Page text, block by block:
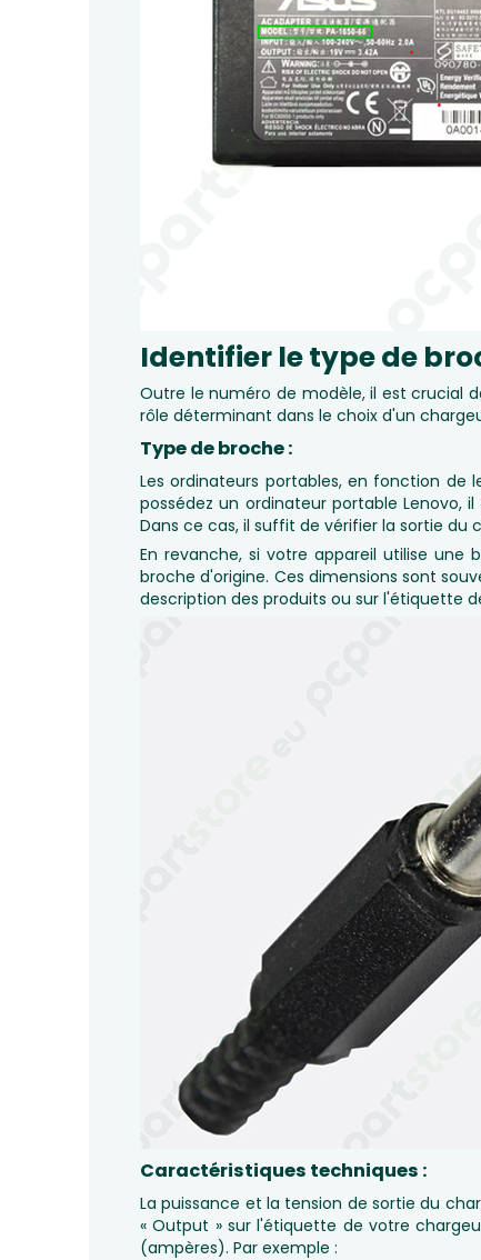
Identifier le type de
Outre le numéro de modèle, il est crucial
rôle déterminant dans le choix d'un
Type de broche :
Les ordinateurs portables, en fonction de
possédez un ordinateur portable Lenovo,
Dans ce cas, il suffit de vérifier la sortie
En revanche, si votre appareil utilise une
broche d'origine. Ces dimensions sont
description des produits ou sur l'étiquette
Caractéristiques techniques :
La puissance et la tension de sortie du
« Output » sur l'étiquette de votre
(ampères). Par exemple :